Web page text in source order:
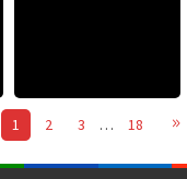
1 2 3 … 18